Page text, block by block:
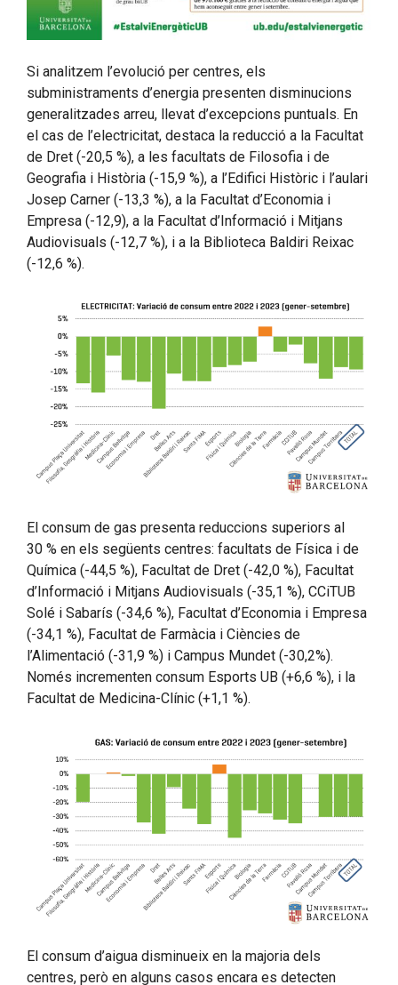
Si analitzem l’evolució per centres, els
subministraments d’energia presenten disminucions
generalitzades arreu, llevat d’excepcions puntuals. En
el cas de l’electricitat, destaca la reducció a la Facultat
de Dret (-20,5 %), a les facultats de Filosofia i de
Geografia i Història (-15,9 %), a l’Edifici Històric i l’aulari
Josep Carner (-13,3 %), a la Facultat d’Economia i
Empresa (-12,9), a la Facultat d’Informació i Mitjans
Audiovisuals (-12,7 %), i a la Biblioteca Baldiri Reixac
(-12,6 %).
El consum de gas presenta reduccions superiors al
30 % en els següents centres: facultats de Física i de
Química (-44,5 %), Facultat de Dret (-42,0 %), Facultat
d’Informació i Mitjans Audiovisuals (-35,1 %), CCiTUB
Solé i Sabarís (-34,6 %), Facultat d’Economia i Empresa
(-34,1 %), Facultat de Farmàcia i Ciències de
l’Alimentació (-31,9 %) i Campus Mundet (-30,2%).
Només incrementen consum Esports UB (+6,6 %), i la
Facultat de Medicina-Clínic (+1,1 %).
El consum d’aigua disminueix en la majoria dels
centres, però en alguns casos encara es detecten